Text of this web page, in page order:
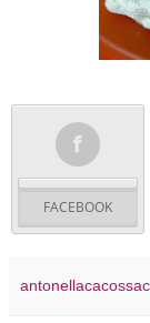
FACEBOOK